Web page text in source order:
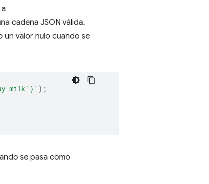
cadena JSON válida.
un valor nulo cuando se
milk"}' );
se pasa como